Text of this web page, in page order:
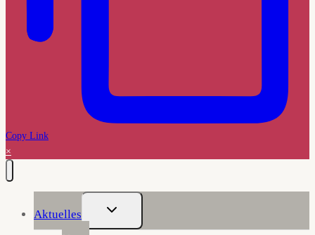
Copy Link
×
Aktuelles
Untermenü
Umschalten